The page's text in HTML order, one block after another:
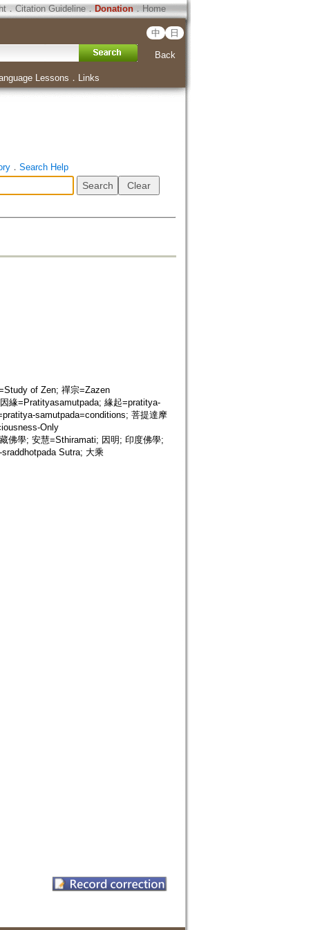
．Citation Guideline． Donation．Home
中 日
Back
Lessons ． Links
． Search Help
of Zen; 禪宗=Zazen
緣=Pratityasamutpada; 緣起=pratitya-
samutpada=conditions; 菩提達摩
Only
佛學; 安慧=Sthiramati; 因明; 印度佛學;
Sutra; 大乘